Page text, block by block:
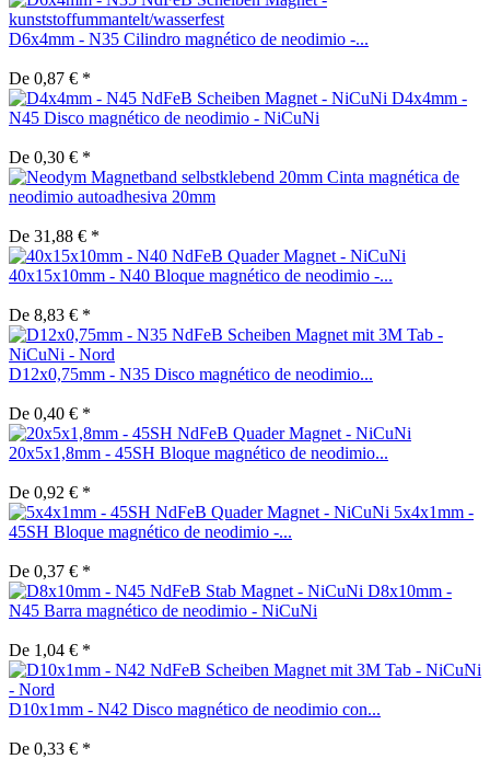
D6x4mm - N35 Cilindro magnético de neodimio -...
De 0,87 € *
D4x4mm -
N45 Disco magnético de neodimio - NiCuNi
De 0,30 € *
Cinta magnética de
neodimio autoadhesiva 20mm
De 31,88 € *
40x15x10mm - N40 Bloque magnético de neodimio -...
De 8,83 € *
D12x0,75mm - N35 Disco magnético de neodimio...
De 0,40 € *
20x5x1,8mm - 45SH Bloque magnético de neodimio...
De 0,92 € *
5x4x1mm -
45SH Bloque magnético de neodimio -...
De 0,37 € *
D8x10mm -
N45 Barra magnético de neodimio - NiCuNi
De 1,04 € *
D10x1mm - N42 Disco magnético de neodimio con...
De 0,33 € *